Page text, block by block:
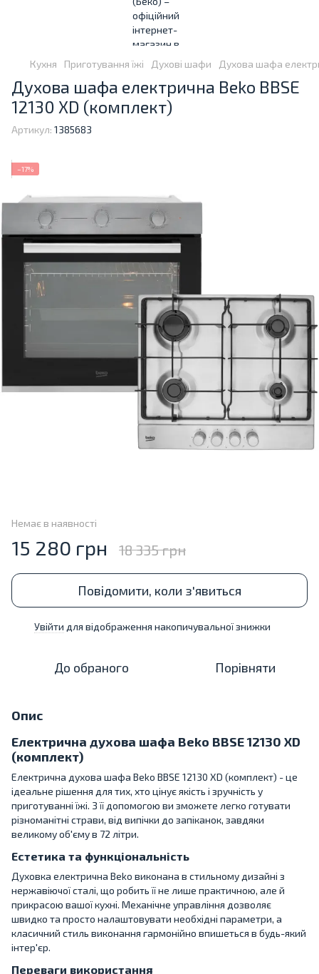
Кухня Приготування їжі Духові шафи Духова шафа
Духова шафа електрична Beko BBSE
12130 XD (комплект)
Артикул: 1385683
−17%
Немає в наявності
15 280 грн 18 335 грн
Повідомити, коли з'явиться
Увійти для відображення накопичувальної знижки
До обраного Порівняти
Опис
Електрична духова шафа Beko BBSE 12130 XD
(комплект)
Електрична духова шафа Beko BBSE 12130 XD (комплект) - це
ідеальне рішення для тих, хто цінує якість і зручність у
приготуванні їжі. З її допомогою ви зможете легко готувати
різноманітні страви, від випічки до запіканок, завдяки
великому об'єму в 72 літри.
Естетика та функціональність
Духовка електрична Beko виконана в стильному дизайні з
нержавіючої сталі, що робить її не лише практичною, але й
прикрасою вашої кухні. Механічне управління дозволяє
швидко та просто налаштовувати необхідні параметри, а
класичний стиль виконання гармонійно впишеться в будь-який
інтер'єр.
Переваги використання